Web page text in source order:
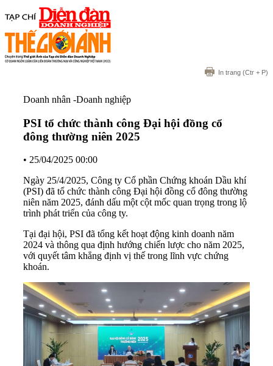
In trang (Ctr + P)
Doanh nhân -Doanh nghiệp
PSI tổ chức thành công Đại hội đồng cổ
đông thường niên 2025
• 25/04/2025 00:00
Ngày 25/4/2025, Công ty Cổ phần Chứng khoán Dầu khí
(PSI) đã tổ chức thành công Đại hội đồng cổ đông thường
niên năm 2025, đánh dấu một cột mốc quan trọng trong lộ
trình phát triển của công ty.
Tại đại hội, PSI đã tổng kết hoạt động kinh doanh năm
2024 và thông qua định hướng chiến lược cho năm 2025,
với quyết tâm khẳng định vị thế trong lĩnh vực chứng
khoán.